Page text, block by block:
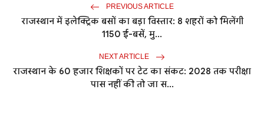
PREVIOUS ARTICLE
राजस्थान में इलेक्ट्रिक बसों का बड़ा विस्तार: 8 शहरों को मिलेंगी
1150 ई-बसें, मु...
NEXT ARTICLE
राजस्थान के 60 हजार शिक्षकों पर टेट का संकट: 2028 तक परीक्षा
पास नहीं की तो जा स...